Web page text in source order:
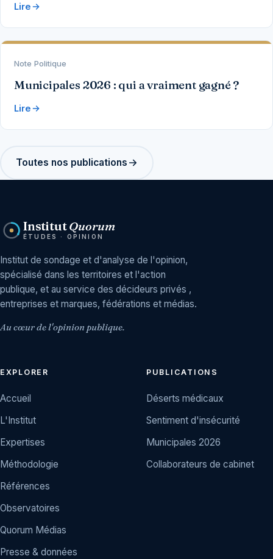
Lire
Note Politique
Municipales 2026 : qui a vraiment gagné ?
Lire
Toutes nos publications
InstitutQuorum
ÉTUDES · OPINION
Institut de sondage et d'analyse de l'opinion,
spécialisé dans les territoires et l'action
publique, et au service des décideurs privés ,
entreprises et marques, fédérations et médias.
Au cœur de l'opinion publique.
EXPLORER
Accueil
L'Institut
Expertises
Méthodologie
Références
Observatoires
Quorum Médias
Presse & données
PUBLICATIONS
Déserts médicaux
Sentiment d'insécurité
Municipales 2026
Collaborateurs de cabinet